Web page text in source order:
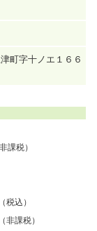
町字十ノエ１６６
課税）
税込）
非課税）